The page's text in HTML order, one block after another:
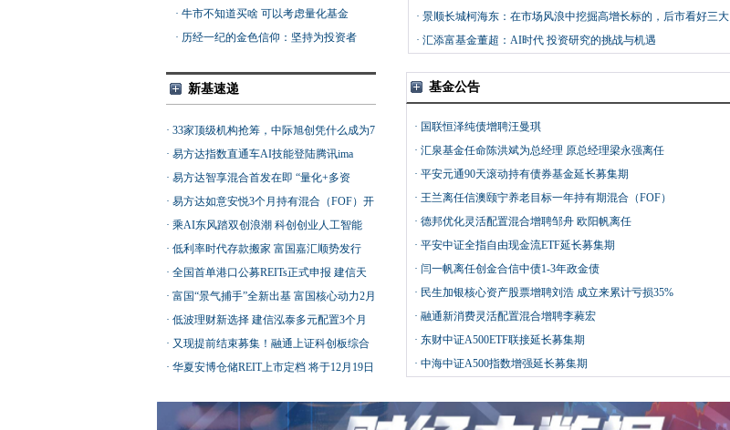
收+”规模突破2万亿元
· 牛市不知道买啥 可以考虑量化基金
· 历经一纪的金色信仰：坚持为投资者
市十二周年纪事
· 景顺长城柯海东：在市场风浪中挖掘高增长标的，后市看好三大
方向
· 汇添富基金董超：AI时代 投资研究的挑战与机遇
新基速递
· 33家顶级机构抢筹，中际旭创凭什么成为7
年来港股最大IPO？
· 易方达指数直通车AI技能登陆腾讯ima
· 易方达智享混合首发在即 “量化+多资
产”助力穿越市场波动
· 易方达如意安悦3个月持有混合（FOF）开
始发行 打造多元配置新选择
· 乘AI东风踏双创浪潮 科创创业人工智能
ETF富国今起正式发行
· 低利率时代存款搬家 富国嘉汇顺势发行
· 全国首单港口公募REITs正式申报 建信天
津临港港口REIT引领港口行业资产证券化新
突破
· 富国“景气捕手”全新出基 富国核心动力2月
24日起正式发行！
· 低波理财新选择 建信泓泰多元配置3个月
持有FOF正在发行
· 又现提前结束募集！融通上证科创板综合
指数增强首发规模已超20亿元
· 华夏安博仓储REIT上市定档 将于12月19日
基金公告
· 国联恒泽纯债增聘汪曼琪
· 汇泉基金任命陈洪斌为总经理 原总经理梁永强离任
· 平安元通90天滚动持有债券基金延长募集期
· 王兰离任信澳颐宁养老目标一年持有期混合（FOF）
· 德邦优化灵活配置混合增聘邹舟 欧阳帆离任
· 平安中证全指自由现金流ETF延长募集期
· 闫一帆离任创金合信中债1-3年政金债
· 民生加银核心资产股票增聘刘浩 成立来累计亏损35%
· 融通新消费灵活配置混合增聘李蕤宏
· 东财中证A500ETF联接延长募集期
· 中海中证A500指数增强延长募集期